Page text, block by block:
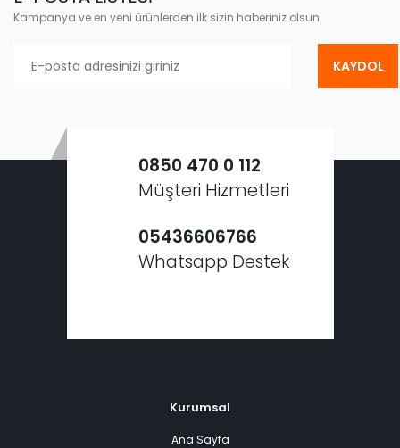
Kampanya ve en yeni ürünlerden ilk sizin haberiniz olsun
KAYDOL
0850 470 0 112
Müşteri Hizmetleri
05436606766
Whatsapp Destek
Kurumsal
Ana Sayfa